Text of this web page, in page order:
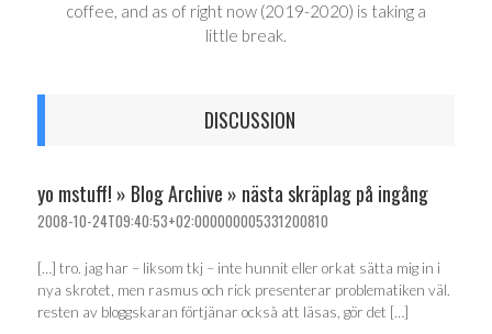
coffee, and as of right now (2019-2020) is taking a
little break.
DISCUSSION
yo mstuff! » Blog Archive » nästa skräplag på ingång
2008-10-24T09:40:53+02:000000005331200810
[…] tro. jag har – liksom tkj – inte hunnit eller orkat sätta mig in i
nya skrotet, men rasmus och rick presenterar problematiken väl.
resten av bloggskaran förtjänar också att läsas, gör det […]